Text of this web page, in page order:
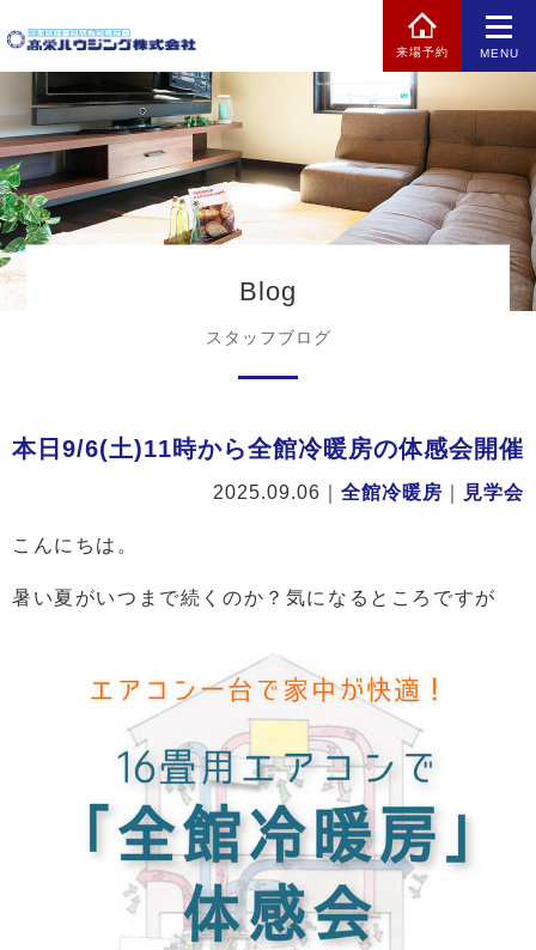
来場予約 MENU
Blog
スタッフブログ
本日9/6(土)11時から全館冷暖房の体感会開催
2025.09.06 全館冷暖房 見学会
こんにちは。
暑い夏がいつまで続くのか？気になるところですが